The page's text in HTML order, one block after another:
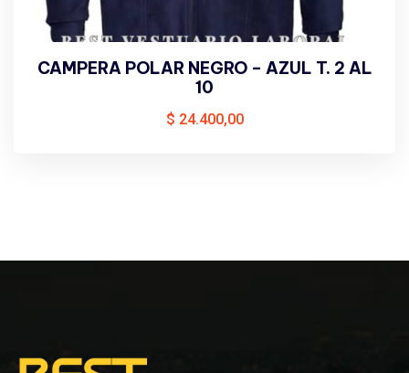
CAMPERA POLAR NEGRO – AZUL T. 2 AL
10
$ 24.400,00